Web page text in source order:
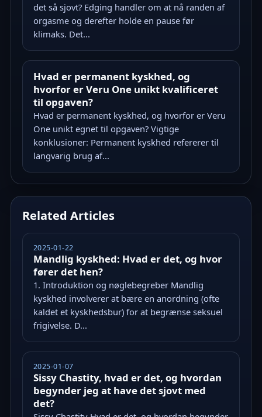
det så sjovt? Edging handler om at nå randen af
orgasme og derefter holde en pause før
klimaks. Det...
Hvad er permanent kyskhed, og
hvorfor er Veru One unikt kvalificeret
til opgaven?
Hvad er permanent kyskhed, og hvorfor er Veru
One unikt egnet til opgaven? Vigtige
konklusioner: Permanent kyskhed refererer til
langvarig brug af...
Related Articles
2025-01-22
Mandlig kyskhed: Hvad er det, og hvor
fører det hen?
1. Introduktion og nøglebegreber Mandlig
kyskhed involverer at bære en anordning (ofte
kaldet et kyskhedsbur) for at begrænse seksuel
frigivelse. D...
2025-01-07
Sissy Chastity, hvad er det, og hvordan
begynder jeg at have det sjovt med
det?